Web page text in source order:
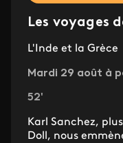
Les voyages
L'Inde et la Grèce
Mardi 29 août à
52'
Karl Sanchez,
Doll, nous